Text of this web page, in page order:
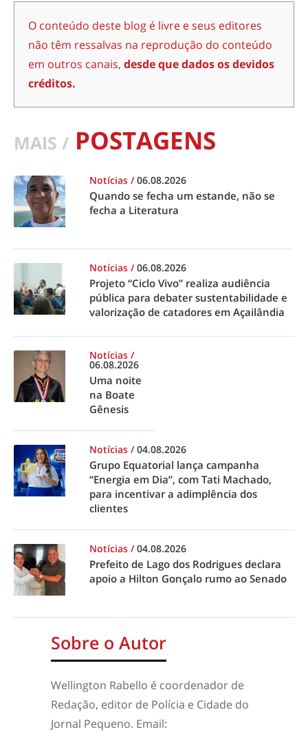
O conteúdo deste blog é livre e seus editores
não têm ressalvas na reprodução do conteúdo
em outros canais, desde que dados os devidos
créditos.
MAIS / POSTAGENS
Notícias /06.08.2026
Quando se fecha um estande, não se
fecha a Literatura
Notícias /06.08.2026
Projeto “Ciclo Vivo” realiza audiência
pública para debater sustentabilidade e
valorização de catadores em Açailândia
Notícias /
06.08.2026
Uma noite
na Boate
Gênesis
Notícias /04.08.2026
Grupo Equatorial lança campanha
“Energia em Dia”, com Tati Machado,
para incentivar a adimplência dos
clientes
Notícias /04.08.2026
Prefeito de Lago dos Rodrigues declara
apoio a Hilton Gonçalo rumo ao Senado
Sobre o Autor
Wellington Rabello é coordenador de
Redação, editor de Polícia e Cidade do
Jornal Pequeno. Email: